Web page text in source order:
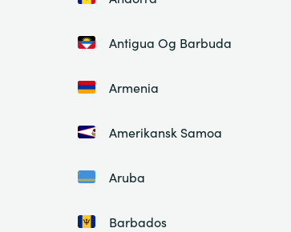
Antigua Og Barbuda
Armenia
Amerikansk Samoa
Aruba
Barbados